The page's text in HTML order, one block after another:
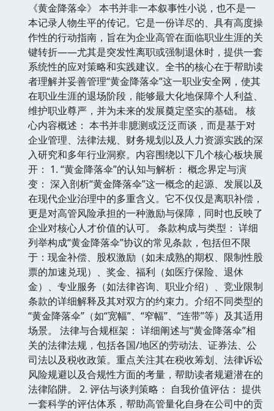
《黄金降落伞》 本书并非一本叙事性小说，也不是一
本记录人物生平的传记。它是一份详尽的、具有高度操
作性的行动指南，旨在为企业高管在面临职业生涯的关
键转折——尤其是突发性离职或强制退休时，提供一套
系统性的应对策略和实践建议。全书的核心在于帮助读
者理解并妥善管理“黄金降落伞”这一职业安全网，使其
在职业生涯的退场阶段，能够最大化地保障个人利益、
维护职业尊严，并为未来的发展奠定坚实的基础。 核
心内容概述： 本书并非臆测或泛泛而谈，而是基于对
企业管理、法律法规、财务规划以及人力资源实践的深
入研究和多年行业洞察。内容围绕以下几个核心板块展
开： 1. “黄金降落伞”的认知与解析： 概念界定与演
变： 深入剖析“黄金降落伞”这一概念的起源、发展以及
在现代企业治理中的多重含义。它不仅仅是离职补偿，
更是对高管风险承担的一种激励与保障，同时也反映了
企业对核心人才价值的认可。 条款构成与类型： 详细
列举构成“黄金降落伞”协议的常见条款，包括但不限
于：现金补偿、股权激励（如未成熟的期权、限制性股
票的加速兑现）、奖金、福利（如医疗保险、退休
金）、专业服务（如法律咨询、职业介绍）、竞业限制
条款的详细解释及其对双方的约束力。介绍不同类型的
“黄金降落伞”（如“宽幅”、“窄幅”、“连带”等）及其适用
场景。 法律与合规框架： 详细阐述与“黄金降落伞”相
关的法律法规，包括各国/地区的劳动法、证券法、公
司法以及税收政策。重点关注其在税收筹划、法律诉讼
风险规避以及合规性方面的考量，帮助读者规避潜在的
法律陷阱。 2. 评估与谈判策略： 自我价值评估： 提供
一套科学的评估体系，帮助高管量化自身在公司中的贡